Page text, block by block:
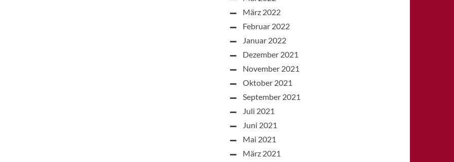
März 2022
Februar 2022
Januar 2022
Dezember 2021
November 2021
Oktober 2021
September 2021
Juli 2021
Juni 2021
Mai 2021
März 2021